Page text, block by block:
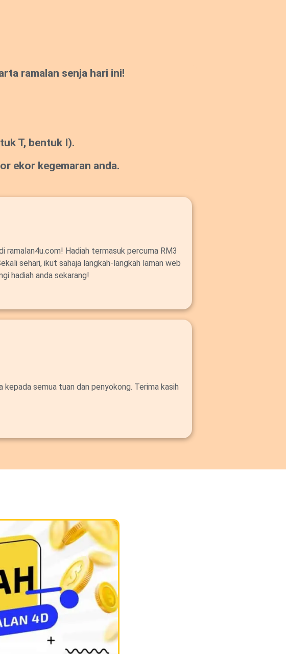
ramalan senja hari ini!
T, bentuk I).
ekor kegemaran anda.
ramalan4u.com! Hadiah termasuk percuma RM3
sehari, ikut sahaja langkah-langkah laman web
hadiah anda sekarang!
semua tuan dan penyokong. Terima kasih